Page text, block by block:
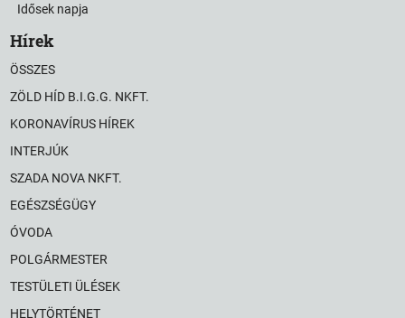
Idősek napja
Hírek
ÖSSZES
ZÖLD HÍD B.I.G.G. NKFT.
KORONAVÍRUS HÍREK
INTERJÚK
SZADA NOVA NKFT.
EGÉSZSÉGÜGY
ÓVODA
POLGÁRMESTER
TESTÜLETI ÜLÉSEK
HELYTÖRTÉNET